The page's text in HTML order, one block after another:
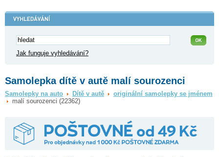
Jak funguje vyhledávání?
Samolepka dítě v autě malí sourozenci
Samolepky na auto Dítě v autě
originální samolepky se jménem
malí sourozenci (22362)